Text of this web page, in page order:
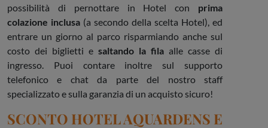
possibilità di pernottare in Hotel con prima
colazione inclusa (a secondo della scelta Hotel), ed
entrare un giorno al parco risparmiando anche sul
costo dei biglietti e saltando la fila alle casse di
ingresso. Puoi contare inoltre sul supporto
telefonico e chat da parte del nostro staff
specializzato e sulla garanzia di un acquisto sicuro!
SCONTO HOTEL AQUARDENS E